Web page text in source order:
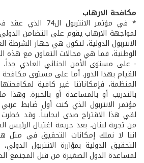
مكافحة الارهاب
* في مؤتمر
لمواجهة الارهاب يقوم على التضامن
الانتربول الدولية، لتكون هي جهاز الشرطة
الوطنية، فما هي مجالات التعاون مع هذه
- على مستوى الأمن الجنائي العادي
القيام بهذا الدور. أما على مستوى مكافحة
المنظمة، فإمكاناتنا غير كافية
بالتدريب أو بالمساعدة أو بالخبرة.
مؤتمر الانتربول الذي كنت أول ضابط
لقي هذا الاقتراح صدى ايجابياً. وقد
من تجربة لبنان، بعد جريمة اغتيال
اننا لا نملك إمكانات التحقيق في مثل
التحقيق الدولية بمؤازرة الانتربول
لمساعدة الدول الصغيرة من قبل المجتمع